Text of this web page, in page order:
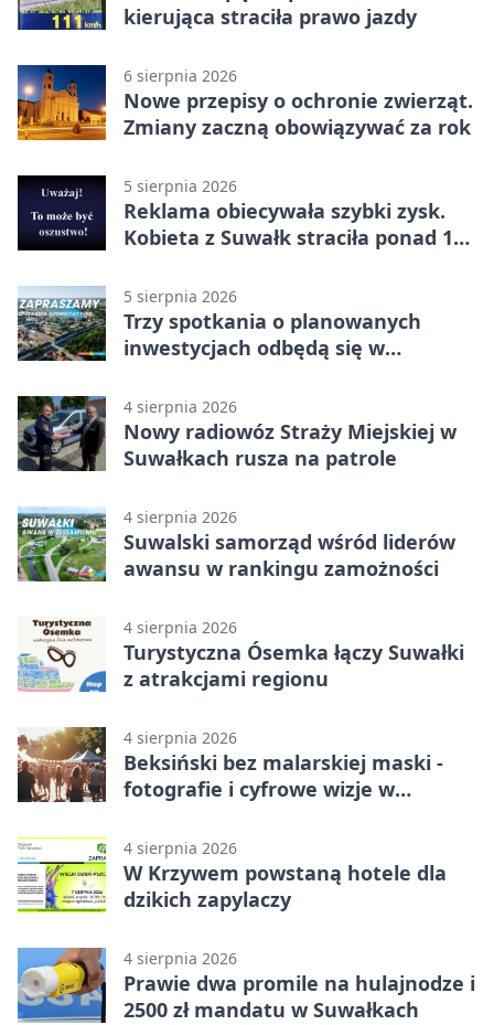
kierująca straciła prawo jazdy
6 sierpnia 2026
Nowe przepisy o ochronie zwierząt.
Zmiany zaczną obowiązywać za rok
5 sierpnia 2026
Reklama obiecywała szybki zysk.
Kobieta z Suwałk straciła ponad 190
5 sierpnia 2026
Trzy spotkania o planowanych
inwestycjach odbędą się w
4 sierpnia 2026
Nowy radiowóz Straży Miejskiej w
Suwałkach rusza na patrole
4 sierpnia 2026
Suwalski samorząd wśród liderów
awansu w rankingu zamożności
4 sierpnia 2026
Turystyczna Ósemka łączy Suwałki
z atrakcjami regionu
4 sierpnia 2026
Beksiński bez malarskiej maski -
fotografie i cyfrowe wizje w
4 sierpnia 2026
W Krzywem powstaną hotele dla
dzikich zapylaczy
4 sierpnia 2026
Prawie dwa promile na hulajnodze i
2500 zł mandatu w Suwałkach